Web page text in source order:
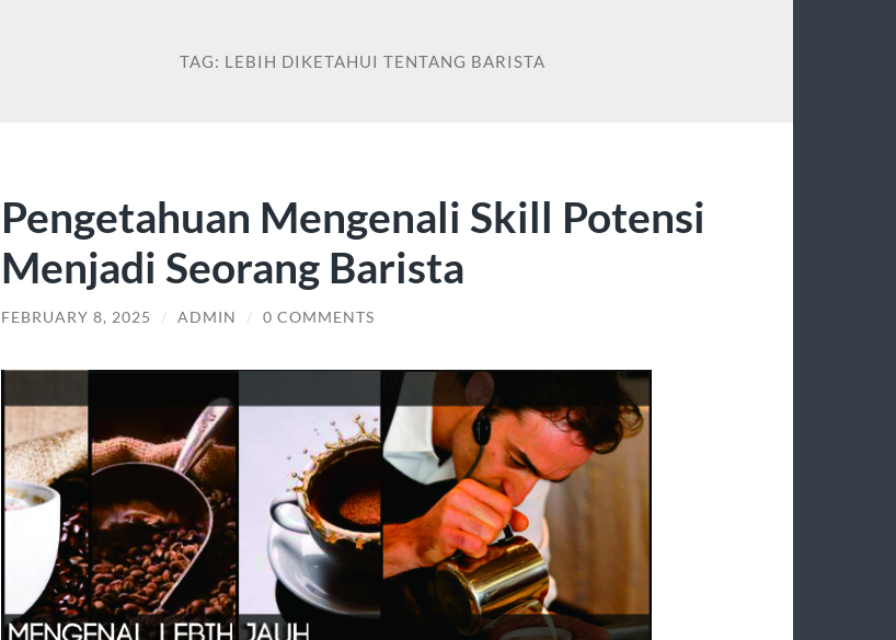
TAG: LEBIH DIKETAHUI TENTANG BARISTA
Pengetahuan Mengenali Skill Potensi
Menjadi Seorang Barista
FEBRUARY 8, 2025 / ADMIN / 0 COMMENTS